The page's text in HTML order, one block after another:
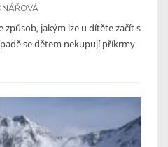
způsob, jakým lze u dítěte začít s
se dětem nekupují příkrmy